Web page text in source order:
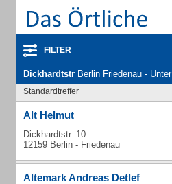
FILTER
Dickhardtstr Berlin Friedenau - Unternehmen und Personen
Standardtreffer
Alt Helmut
Dickhardtstr. 10
12159 Berlin - Friedenau
Altemark Andreas Detlef